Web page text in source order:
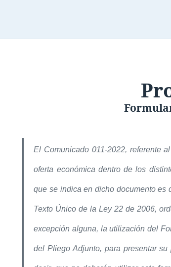
El Comunicado 011-2022, referente
oferta económica dentro de los
que se indica en dicho documento
Texto Único de la Ley 22 de 2006,
excepción alguna, la utilización del
del Pliego Adjunto, para presentar